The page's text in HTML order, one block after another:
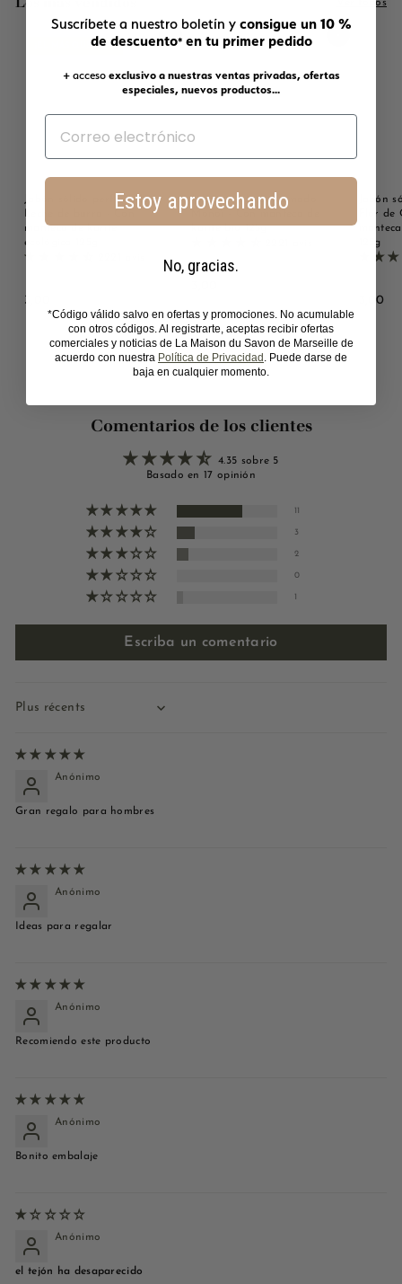
Ver todos
Añadir a la cesta
¡EL MÁS QUERIDO!
Jabón sólido perfumado
manteca de karité
ecológica 125g
3,00
,
0
Jabón sólido perfumado
karité bio 125g
0
0
Jabón
Flor de
125g
3,00
Comentarios de los clientes
4.35 sobre 5
Basado en 17 opinión
3
2
0
Escriba un comentario
Sort by
Anónimo
Gran regalo para hombres
Anónimo
Ideas para regalar
Anónimo
Recomiendo este producto
Anónimo
Bonito embalaje
Anónimo
el tejón ha desaparecido
Suscríbete a nuestro boletín y consigue un 10 %
de descuento*en tu primer pedido
+ acceso exclusivo a nuestras ventas privadas, ofertas
especiales, nuevos productos...
Estoy aprovechando
No, gracias.
*Código válido salvo en ofertas y promociones. No acumulable
con otros códigos. Al registrarte, aceptas recibir ofertas
comerciales y noticias de La Maison du Savon de Marseille de
acuerdo con nuestra Política de Privacidad . Puede darse de
baja en cualquier momento.